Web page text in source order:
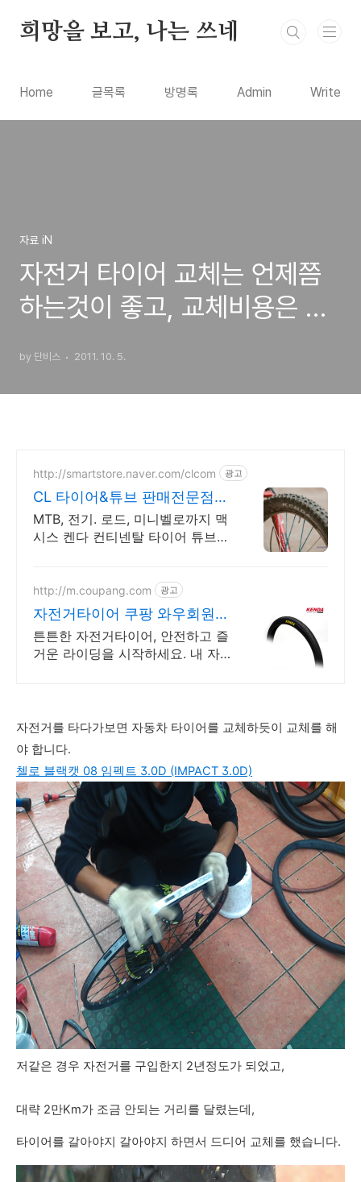
희망을 보고, 나는 쓰네
Home 글목록 방명록 Admin Write
자료 iN
자전거 타이어 교체는 언제쯤
하는것이 좋고, 교체비용은 얼
by 단비스 2011. 10. 5.
http://smartstore.naver.com/clcom 광고
CL 타이어&튜브 판매전문점
모든 타이어&튜브 규격보유중
MTB, 전기. 로드, 미니벨로까지 맥
시스 켄다 컨티넨탈 타이어 튜브보
http://m.coupang.com 광고
자전거타이어 쿠팡 와우회원
무제한 무료배송
튼튼한 자전거타이어, 안전하고 즐
거운 라이딩을 시작하세요. 내 자
자전거를 타다가보면 자동차 타이어를 교체하듯이 교체를 해
야 합니다.
첼로 블랙캣 08 임펙트 3.0D (IMPACT 3.0D)
저같은 경우 자전거를 구입한지 2년정도가 되었고,
대략 2만Km가 조금 안되는 거리를 달렸는데,
타이어를 갈아야지 갈아야지 하면서 드디어 교체를 했습니다.